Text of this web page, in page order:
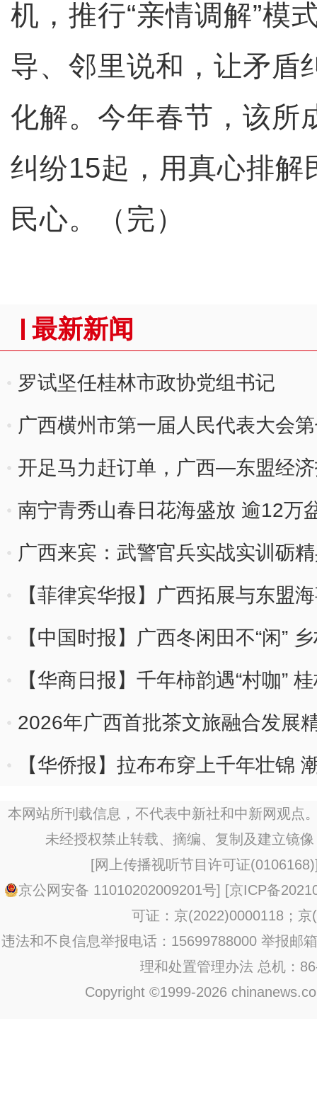
机，推行“亲情调解”模
导、邻里说和，让矛盾
化解。今年春节，该所
纠纷15起，用真心排解
民心。（完）
最新新闻
罗试坚任桂林市政协党组书记
广西横州市第一届人民代表大会
开足马力赶订单，广西—东盟经
度”
南宁青秀山春日花海盛放 逾12万
广西来宾：武警官兵实战实训砺
【菲律宾华报】广西拓展与东盟
机制
【中国时报】广西冬闲田不“闲”
【华商日报】千年柿韵遇“村咖”
地
2026年广西首批茶文旅融合发展
【华侨报】拉布布穿上千年壮锦
本网站所刊载信息，不代表中新社和中新网观点
未经授权禁止转载、摘编、复制及建立镜
[网上传播视听节目许可证(0106168)
京公网安备 11010202009201号] [京ICP备
可证：京(2022)0000118；京
违法和不良信息举报电话：15699788000 举报邮
理和处置管理办法 总机：
Copyright ©1999-2026